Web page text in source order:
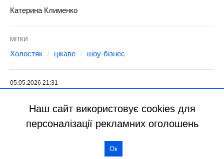
Наш сайт використовує cookies для
персоналізації рекламних оголошень
Ок